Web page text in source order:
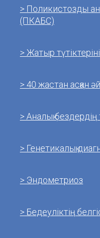
> Поликистозды
(ПКАБС)
> Жатыр
> 40 жастан асқан
> Аналық
> Генетикалық
> Эндометриоз
> Бедеуліктің